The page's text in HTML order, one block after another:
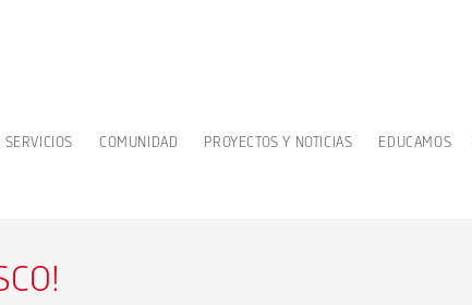
SERVICIOS COMUNIDAD PROYECTOS Y NOTICIAS EDUCAMOS